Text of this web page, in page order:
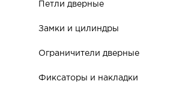
Петли дверные
Замки и цилиндры
Ограничители дверные
Фиксаторы и накладки